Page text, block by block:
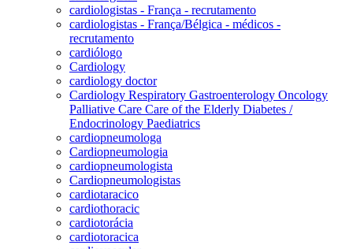
cardiologistas - França - recrutamento
cardiologistas - França/Bélgica - médicos -
recrutamento
cardiólogo
Cardiology
cardiology doctor
Cardiology Respiratory Gastroenterology Oncology
Palliative Care Care of the Elderly Diabetes /
Endocrinology Paediatrics
cardiopneumologa
Cardiopneumologia
cardiopneumologista
Cardiopneumologistas
cardiotaracico
cardiothoracic
cardiotorácia
cardiotoracica